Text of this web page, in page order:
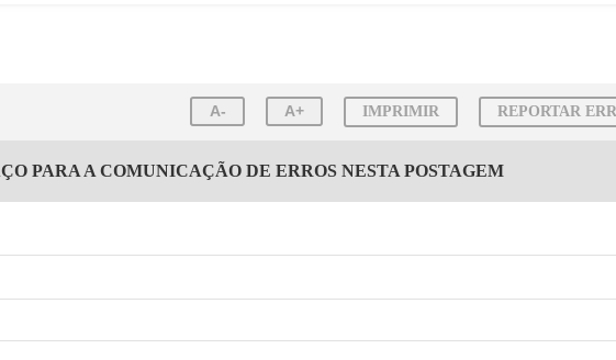
A- A+ IMPRIMIR REPORTAR
PARA A COMUNICAÇÃO DE ERROS NESTA POSTAGEM